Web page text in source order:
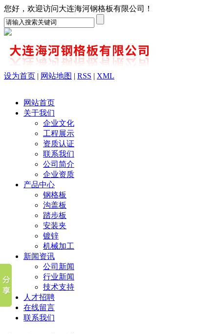
您好，欢迎访问大连海河钢格板有限公司！
设为首页 | 网站地图 | RSS | XML
网站首页
关于我们
企业文化
工程展示
资质认证
联系我们
公司简介
企业资质
产品中心
钢格板
沟盖板
踏步板
安装夹
镀锌
机械加工
新闻资讯
公司新闻
行业新闻
技术支持
人才招聘
在线留言
联系我们